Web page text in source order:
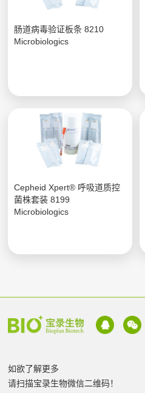
肠道病毒验证板条 8210
Microbiologics
Cepheid Xpert® 呼吸道质控
菌株套装 8199
Microbiologics
如欲了解更多
请扫描宝录生物微信二维码！